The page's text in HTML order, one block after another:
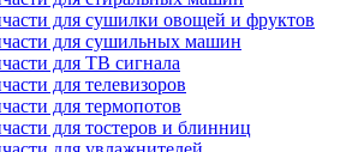
для сушилки овощей и фруктов
для сушильных машин
для ТВ сигнала
для телевизоров
для термопотов
для тостеров и блинниц